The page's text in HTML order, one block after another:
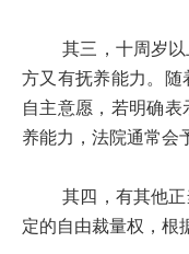
其三，十周岁以上
方又有抚养能力。随
自主意愿，若明确
养能力，法院通常会
其四，有其他正当
定的自由裁量权，根